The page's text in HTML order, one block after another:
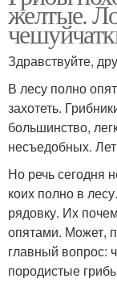
желтые.
Здравствуйте,
В лесу полно
захотеть.
большинство,
несъедобных.
Но речь сегодня
коих полно в
рядовку. Их
опятами. Может,
главный вопрос:
породистые